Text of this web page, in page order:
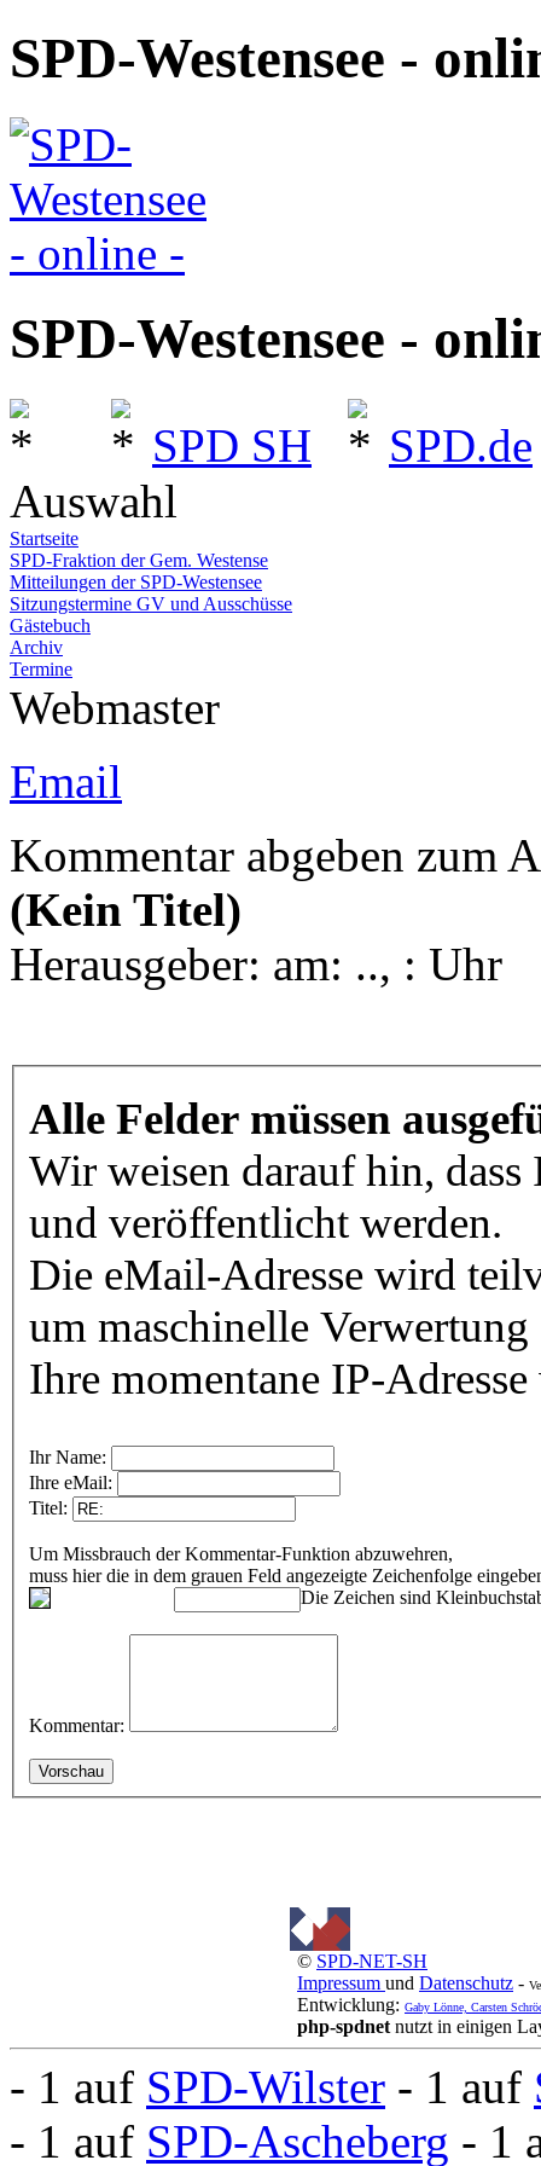
SPD-Westensee -
SPD-Westensee -
SPD SH
SPD.de
Auswahl
Startseite
SPD-Fraktion der Gem. Westense
Mitteilungen der SPD-Westensee
Sitzungstermine GV und Ausschüsse
Gästebuch
Archiv
Termine
Webmaster
Email
Kommentar abgeben zum
(Kein Titel)
Herausgeber: am: .., : Uhr
Alle Felder müssen
Wir weisen darauf hin,
und veröffentlicht werden.
Die eMail-Adresse wird
um maschinelle
Ihre momentane IP-
Ihr Name:
Ihre eMail:
Titel:
Um Missbrauch der Kommentar-Funktion abzuwehren,
muss hier die in dem grauen Feld angezeigte Zeichenfolge
Die Zeichen sind
Kommentar:
© SPD-NET-SH
Impressum und Datenschutz -
Entwicklung: Gaby Lönne, Carsten
php-spdnet nutzt in einigen
- 1 auf SPD-Wilster - 1 auf
- 1 auf SPD-Ascheberg - 1